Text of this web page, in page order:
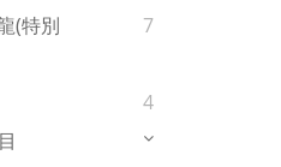
(特別
7
4